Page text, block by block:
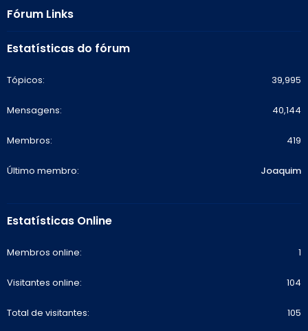
Fórum Links
Estatísticas do fórum
Tópicos 39,995
Mensagens 40,144
Membros 419
Último membro Joaquim
Estatísticas Online
Membros online 1
Visitantes online 104
Total de visitantes 105